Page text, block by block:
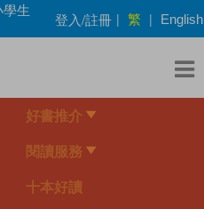
學生
登入/註冊 | 繁 | English
好書推介
閱讀服務
十本好讀